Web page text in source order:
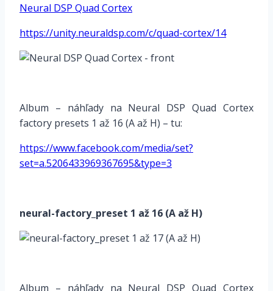
Neural DSP Quad Cortex
https://unity.neuraldsp.com/c/quad-cortex/14
Album – náhľady na Neural DSP Quad Cortex
factory presets 1 až 16 (A až H) – tu:
https://www.facebook.com/media/set?
set=a.5206433969367695&type=3
neural-factory_preset 1 až 16 (A až H)
Album – náhľady na Neural DSP Quad Cortex